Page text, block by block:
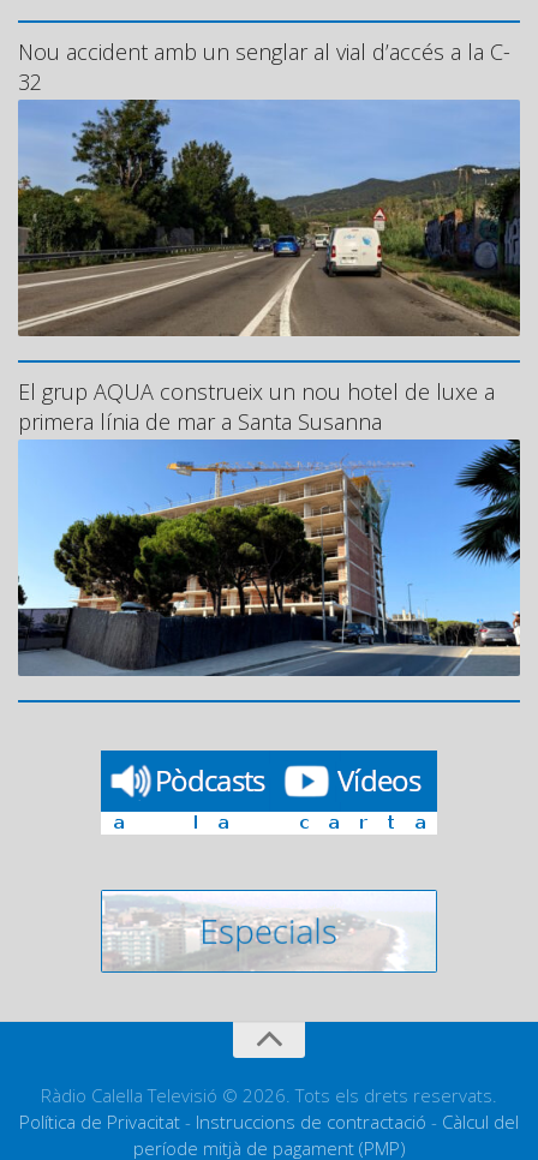
Nou accident amb un senglar al vial d’accés a la C-
32
El grup AQUA construeix un nou hotel de luxe a
primera línia de mar a Santa Susanna
Ràdio Calella Televisió © 2026. Tots els drets reservats.
Política de Privacitat - Instruccions de contractació - Càlcul del
període mitjà de pagament (PMP)